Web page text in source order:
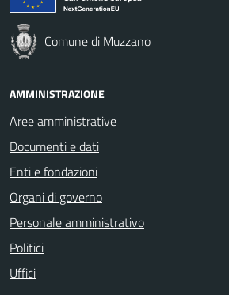
Comune di Muzzano
AMMINISTRAZIONE
Aree amministrative
Documenti e dati
Enti e fondazioni
Organi di governo
Personale amministrativo
Politici
Uffici